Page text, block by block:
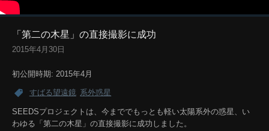
「第二の木星」の直接撮影に成功
2015年4月30日
初公開時期: 2015年4月
すばる望遠鏡 系外惑星
SEEDSプロジェクトは、今まででもっとも軽い太陽系外の惑星、い
わゆる「第二の木星」の直接撮影に成功しました。